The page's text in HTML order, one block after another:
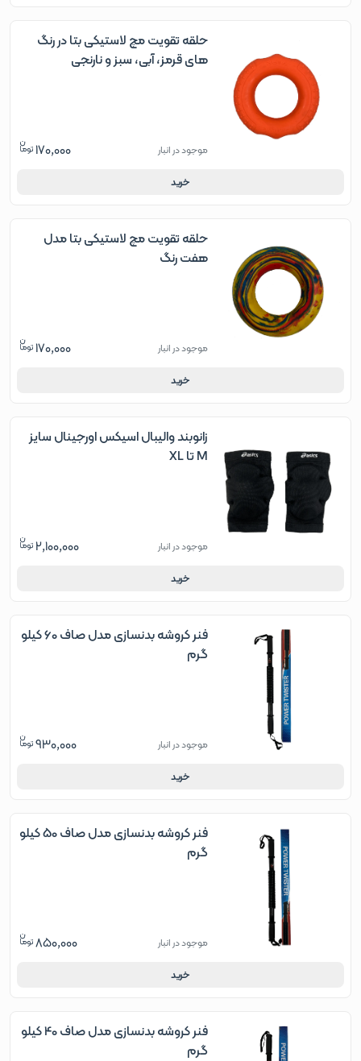
حلقه تقویت مچ لاستیکی بتا در رنگ
های قرمز، آبی، سبز و نارنجی
موجود در انبار 170,000
خرید
حلقه تقویت مچ لاستیکی بتا مدل
هفت رنگ
موجود در انبار 170,000
خرید
زانوبند والیبال اسیکس اورجینال سایز
M تا XL
موجود در انبار 2,100,000
خرید
فنر کروشه بدنسازی مدل صاف 60 کیلو
گرم
موجود در انبار 930,000
خرید
فنر کروشه بدنسازی مدل صاف 50 کیلو
گرم
موجود در انبار 850,000
خرید
فنر کروشه بدنسازی مدل صاف 40 کیلو
گرم